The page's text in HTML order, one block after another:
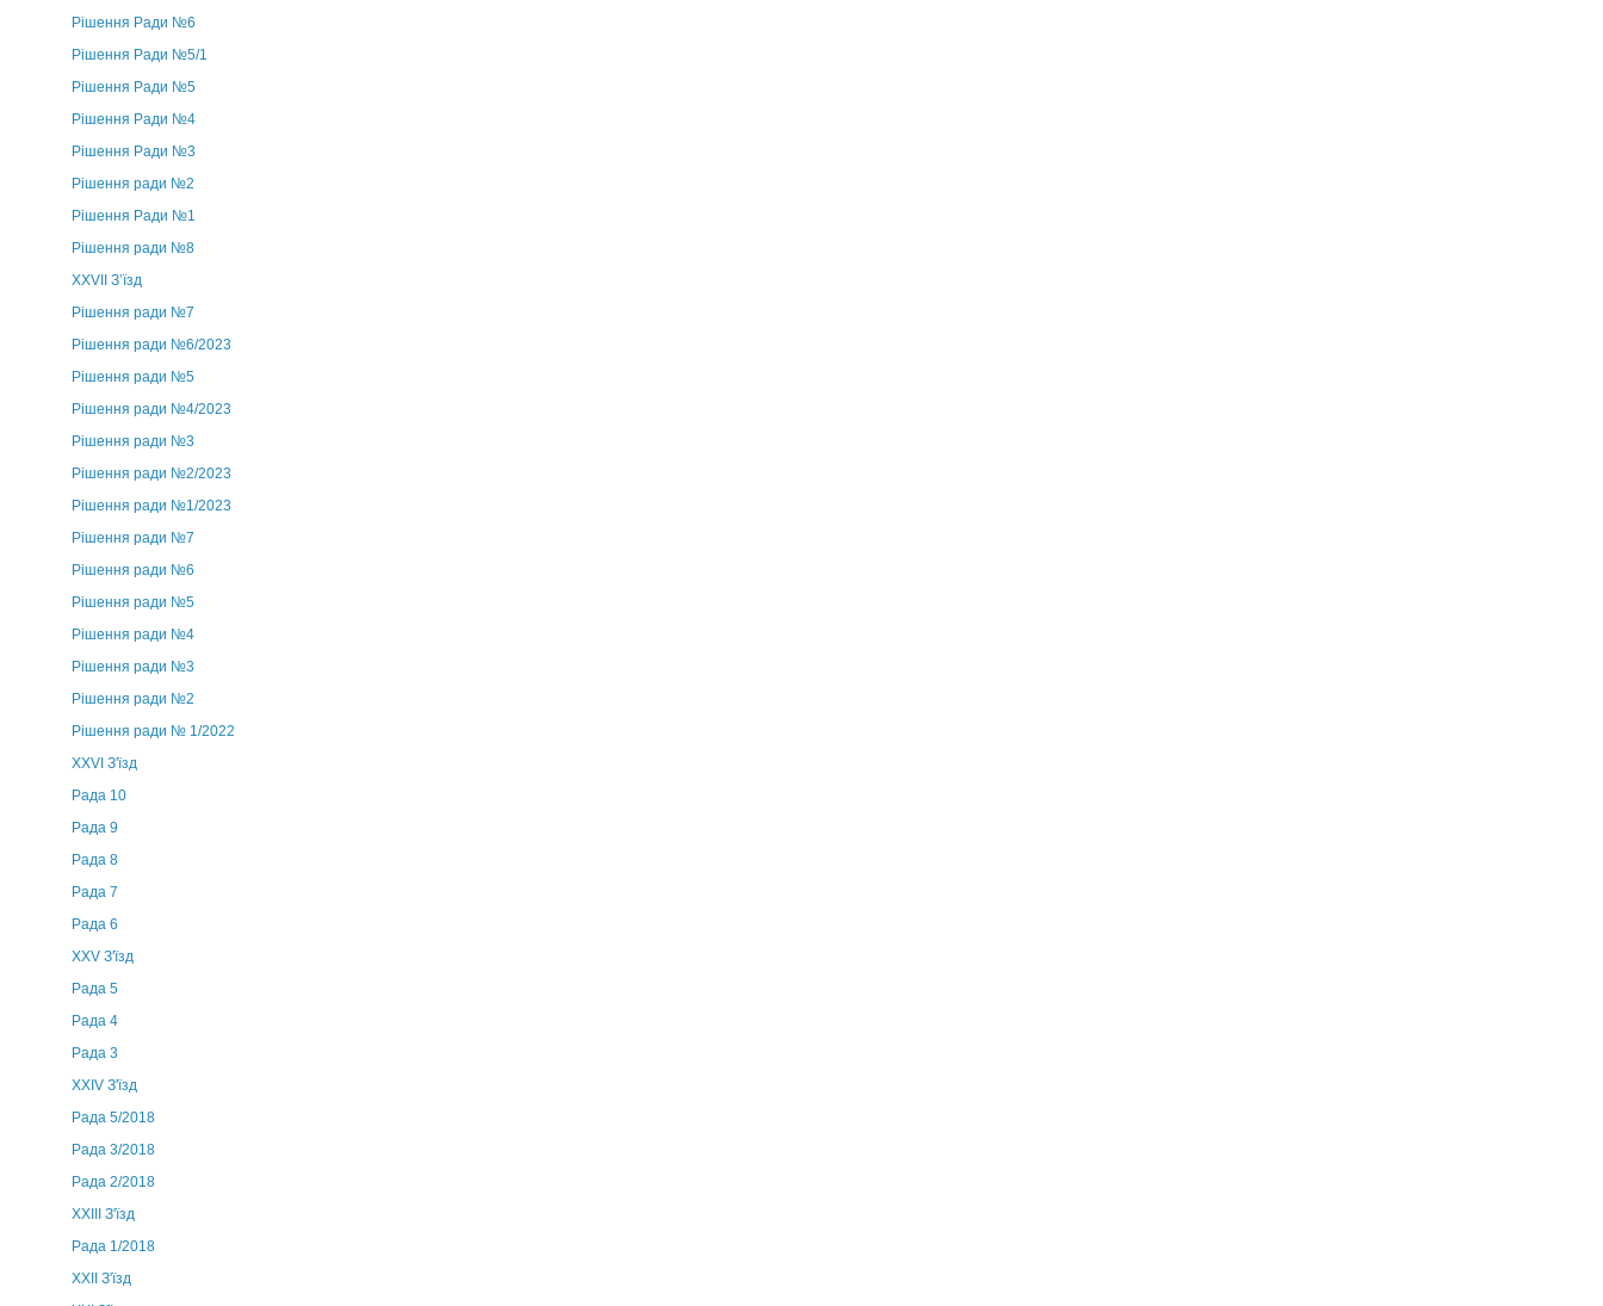
Рішення Ради №6
Рішення Ради №5/1
Рішення Ради №5
Рішення Ради №4
Рішення Ради №3
Рішення ради №2
Рішення Ради №1
Рішення ради №8
ХХVII З’їзд
Рішення ради №7
Рішення ради №6/2023
Рішення ради №5
Рішення ради №4/2023
Рішення ради №3
Рішення ради №2/2023
Рішення ради №1/2023
Рішення ради №7
Рішення ради №6
Рішення ради №5
Рішення ради №4
Рішення ради №3
Рішення ради №2
Рішення ради № 1/2022
XXVI З'їзд
Рада 10
Рада 9
Рада 8
Рада 7
Рада 6
XXV З'їзд
Рада 5
Рада 4
Рада 3
ХХIV З'їзд
Рада 5/2018
Рада 3/2018
Рада 2/2018
XXIII З'їзд
Рада 1/2018
ХХІІ З'їзд